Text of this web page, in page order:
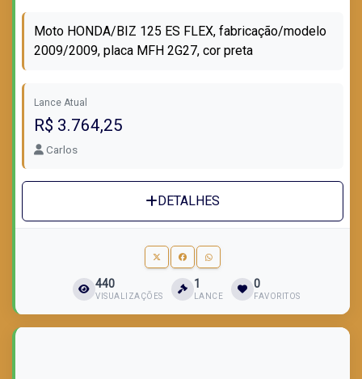
Moto HONDA/BIZ 125 ES FLEX, fabricação/modelo
2009/2009, placa MFH 2G27, cor preta
Lance Atual
R$ 3.764,25
Carlos
DETALHES
440
VISUALIZAÇÕES
1
LANCE
0
FAVORITOS